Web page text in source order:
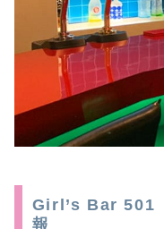
Girl’s Bar 501
報